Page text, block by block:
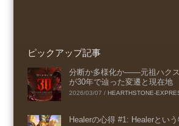
ピックアップ記事
分断か多様化か――元祖ハクス
が30年で辿った変遷と現在地
2026/03/07 / HEARTHSTONE-
Healerの心得 #1: Healerとい